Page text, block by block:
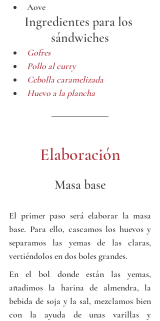
Aove
Ingredientes para los
sándwiches
Gofres
Pollo al curry
Cebolla caramelizada
Huevo a la plancha
Elaboración
Masa base
El primer paso será elaborar la masa
base. Para ello, cascamos los huevos y
separamos las yemas de las claras,
vertiéndolos en dos boles grandes.
En el bol donde están las yemas,
añadimos la harina de almendra, la
bebida de soja y la sal, mezclamos bien
con la ayuda de unas varillas y